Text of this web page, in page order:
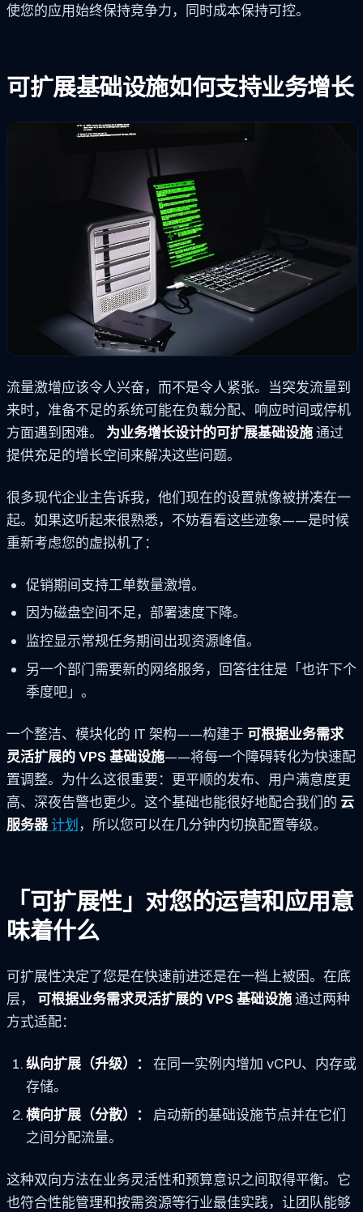
使您的应用始终保持竞争力，同时成本保持可控。
可扩展基础设施如何支持业务增长
流量激增应该令人兴奋，而不是令人紧张。当突发流量到
来时，准备不足的系统可能在负载分配、响应时间或停机
方面遇到困难。 为业务增长设计的可扩展基础设施通过
提供充足的增长空间来解决这些问题。
很多现代企业主告诉我，他们现在的设置就像被拼凑在一
起。如果这听起来很熟悉，不妨看看这些迹象——是时候
重新考虑您的虚拟机了：
促销期间支持工单数量激增。
因为磁盘空间不足，部署速度下降。
监控显示常规任务期间出现资源峰值。
另一个部门需要新的网络服务，回答往往是「也许下个
季度吧」。
一个整洁、模块化的 IT 架构——构建于 可根据业务需求
灵活扩展的 VPS 基础设施——将每一个障碍转化为快速配
置调整。为什么这很重要：更平顺的发布、用户满意度更
高、深夜告警也更少。这个基础也能很好地配合我们的 云
服务器计划 ，所以您可以在几分钟内切换配置等级。
「可扩展性」对您的运营和应用意
味着什么
可扩展性决定了您是在快速前进还是在一档上被困。在底
层， 可根据业务需求灵活扩展的 VPS 基础设施通过两种
方式适配：
纵向扩展（升级）：
在同一实例内增加 vCPU、内存或
存储。
横向扩展（分散）：
启动新的基础设施节点并在它们
之间分配流量。
这种双向方法在业务灵活性和预算意识之间取得平衡。它
也符合性能管理和按需资源等行业最佳实践，让团队能够